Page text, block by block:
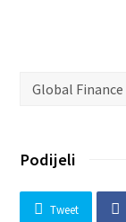
Global Finance
Podijeli
Tweet